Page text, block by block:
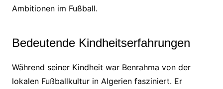
Ambitionen im Fußball.
Bedeutende Kindheitserfahrungen
Während seiner Kindheit war Benrahma von der
lokalen Fußballkultur in Algerien fasziniert. Er